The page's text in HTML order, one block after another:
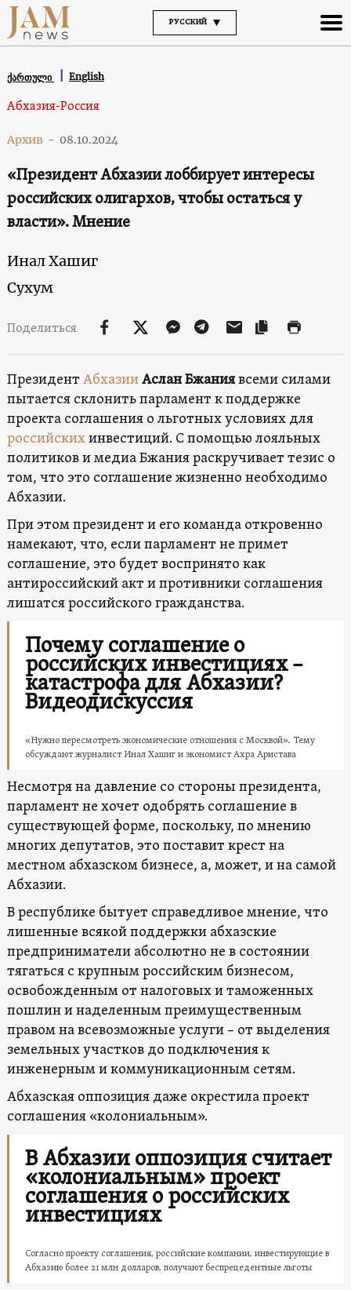
РУССКИЙ
ქართული English
Абхазия-Россия
Архив - 08.10.2024
«Президент Абхазии лоббирует интересы
российских олигархов, чтобы остаться у
власти». Мнение
Инал Хашиг
Сухум
Поделиться
Президент АбхазииАслан Бжаниявсеми силами
пытается склонить парламент к поддержке
проекта соглашения о льготных условиях для
российскихинвестиций. С помощью лояльных
политиков и медиа Бжания раскручивает тезис о
том, что это соглашение жизненно необходимо
Абхазии.
При этом президент и его команда откровенно
намекают, что, если парламент не примет
соглашение, это будет воспринято как
антироссийский акт и противники соглашения
лишатся российского гражданства.
Почему соглашение о
российских инвестициях –
катастрофа для Абхазии?
Видеодискуссия
«Нужно пересмотреть экономические отношения с Москвой». Тему
обсуждают журналист Инал Хашиг и экономист Ахра Аристава
Несмотря на давление со стороны президента,
парламент не хочет одобрять соглашение в
существующей форме, поскольку, по мнению
многих депутатов, это поставит крест на
местном абхазском бизнесе, а, может, и на самой
Абхазии.
В республике бытует справедливое мнение, что
лишенные всякой поддержки абхазские
предприниматели абсолютно не в состоянии
тягаться с крупным российским бизнесом,
освобожденным от налоговых и таможенных
пошлин и наделенным преимущественным
правом на всевозможные услуги – от выделения
земельных участков до подключения к
инженерным и коммуникационным сетям.
Абхазская оппозиция даже окрестила проект
соглашения «колониальным».
В Абхазии оппозиция считает
«колониальным» проект
соглашения о российских
инвестициях
Согласно проекту соглашения, российские компании, инвестирующие в
Абхазию более 21 млн долларов, получают беспрецедентные льготы